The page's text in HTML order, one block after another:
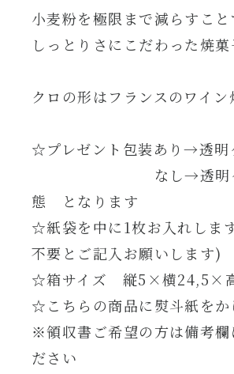
小麦粉を極限まで減らすこ
しっとりさにこだわった焼
クロの形はフランスのワイ
☆プレゼント包装あり→透明
なし→透明ケース
態 となります
☆紙袋を中に1枚お入れしま
不要とご記入お願いします)
☆箱サイズ 縦5×横24,5×
☆こちらの商品に熨斗紙を
※領収書ご希望の方は備考
ださい